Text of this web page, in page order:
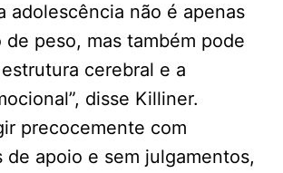
adolescência não é apenas
de peso, mas também pode
cerebral e a
disse Killiner.
precocemente com
de apoio e sem julgamentos,